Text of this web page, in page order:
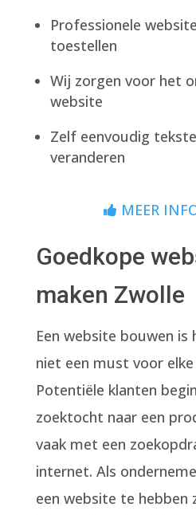
Professionele
toestellen
Wij zorgen voor het
website
Zelf eenvoudig
veranderen
MEER
Goedkope
maken Zwolle
Een website bouwen is
niet een must voor
Potentiële klanten
zoektocht naar een
vaak met een
internet. Als
een website te